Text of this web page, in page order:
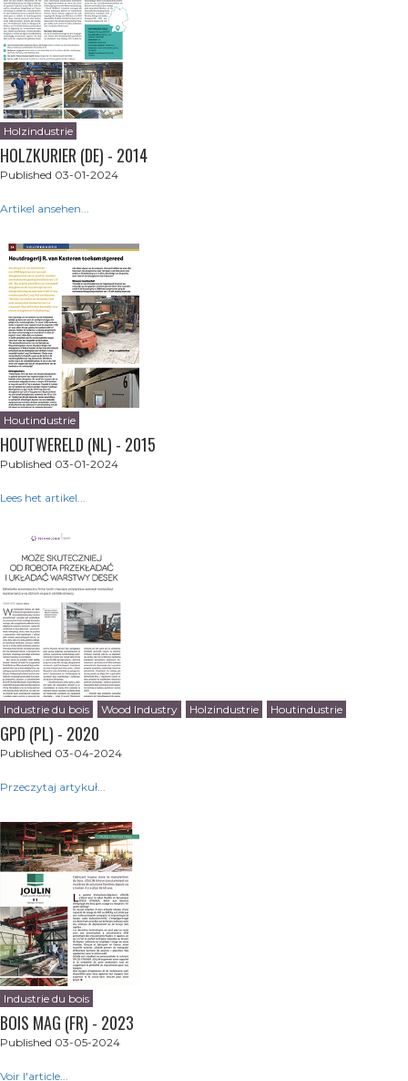
Holzindustrie
HOLZKURIER (DE) - 2014
Published 03-01-2024
Artikel ansehen...
Houtindustrie
HOUTWERELD (NL) - 2015
Published 03-01-2024
Lees het artikel...
Industrie du bois Wood Industry Holzindustrie Houtindustrie
GPD (PL) - 2020
Published 03-04-2024
Przeczytaj artykuł...
Industrie du bois
BOIS MAG (FR) - 2023
Published 03-05-2024
Voir l'article...